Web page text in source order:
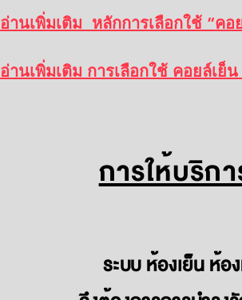
อ่านเพิ่มเติม หลักการเลือกใช้ “ค
อ่านเพิ่มเติม การเลือกใช้ คอยล์เย็
การให้บริก
ระบบ ห้องเย็น ห้อ